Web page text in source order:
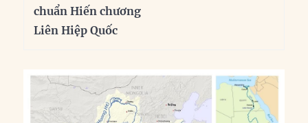
chuẩn Hiến chương
Liên Hiệp Quốc